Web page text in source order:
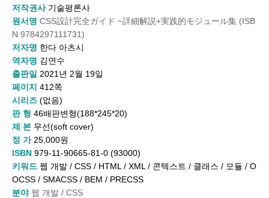
저작권사 기술평론사
원서명 CSS設計完全ガイド ~詳細解説+実践的モジュ ール集 (ISB
N 9784297111731)
저자명 한다 아츠시
역자명 김연수
출판일 2021년 2월 19일
페이지 412쪽
시리즈 (없음)
판 형 46배판변형(188*245*20)
제 본 무선(soft cover)
정 가 25 ,000원
ISBN 979-11-90665-81-0 (93000)
키워드 웹 개발 / CSS / HTML / XML / 콘텍스트 / 클래스 / 모듈 / O
OCSS / SMACSS / BEM / PRECSS
분야 웹 개발 / CSS